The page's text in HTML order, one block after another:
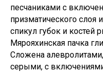
песчаниками с
призматического слоя
спикул губок и костей
Мярояхинская пачка
Сложена
серыми, с